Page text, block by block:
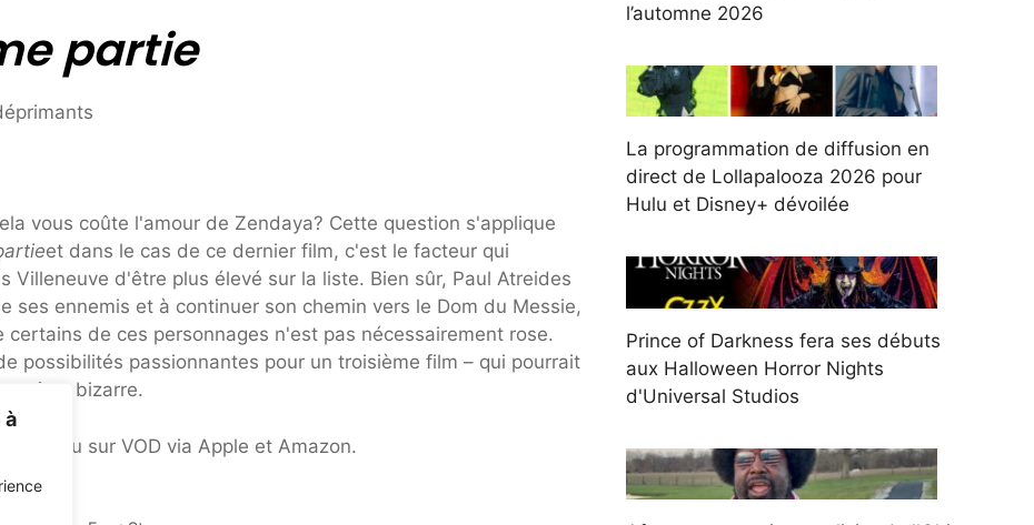
à
partie
vous coûte l'amour de Zendaya? Cette question s'applique
et dans le cas de ce dernier film, c'est le facteur qui
Villeneuve d'être plus élevé sur la liste. Bien sûr, Paul Atreides
ses ennemis et à continuer son chemin vers le Dom du Messie,
de ces personnages n'est pas nécessairement rose.
possibilités passionnantes pour un troisième film – qui pourrait
être bizarre.
Max ou sur VOD via Apple et Amazon.
l’automne 2026
La programmation de diffusion en
direct de Lollapalooza 2026 pour
Hulu et Disney+ dévoilée
Prince of Darkness fera ses débuts
aux Halloween Horror Nights
d'Universal Studios